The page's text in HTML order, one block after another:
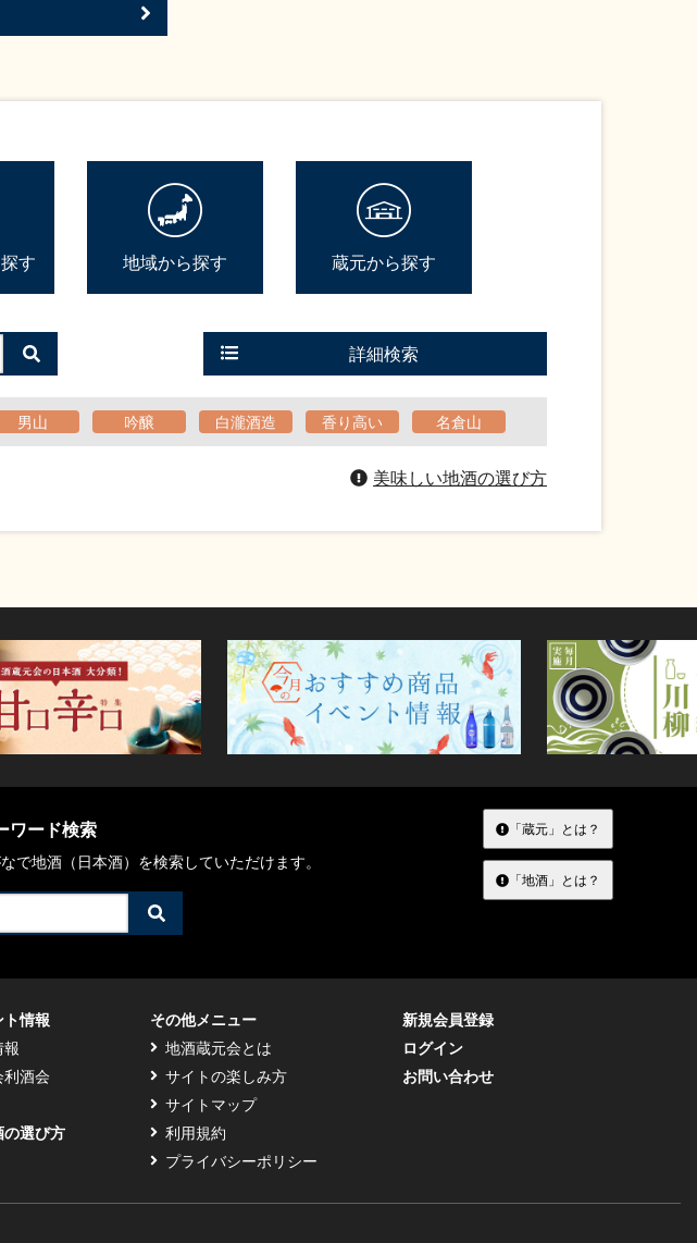
す 地域から探す 蔵元から探す
検
索
る
詳細検索
男山 吟醸 白瀧酒造 香り高い 名倉山
美味しい地酒の選び方
ワード検索
で地酒（日本酒）を検索していただけます。
検
索
「蔵元」とは？
「地酒」とは？
情報
報
酒会
の選び方
その他メニュー
地酒蔵元会とは
サイトの楽しみ方
サイトマップ
利用規約
プライバシーポリシー
新規会員登録
ログイン
お問い合わせ